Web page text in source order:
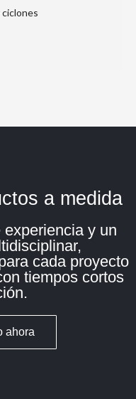
a medida
y un
cada proyecto
tiempos cortos
ahora